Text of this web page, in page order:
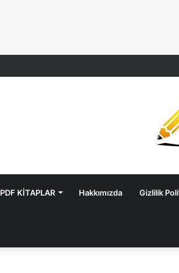
PDF KİTAPLAR Hakkımızda Gizlilik